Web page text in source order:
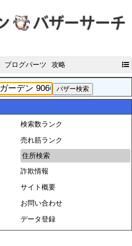
ブログパーツ 攻略
検索数ランク
売れ筋ランク
住所検索
詐欺情報
サイト概要
お問い合わせ
データ登録